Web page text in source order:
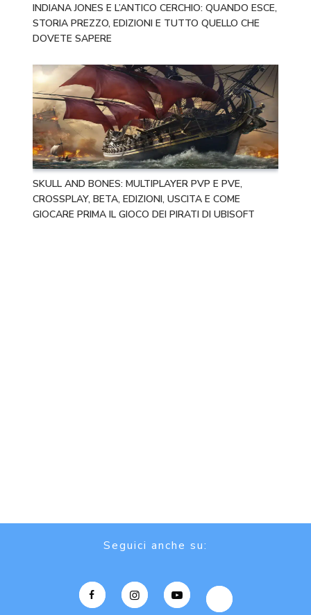
INDIANA JONES E L’ANTICO CERCHIO: QUANDO ESCE,
STORIA PREZZO, EDIZIONI E TUTTO QUELLO CHE
DOVETE SAPERE
SKULL AND BONES: MULTIPLAYER PVP E PVE,
CROSSPLAY, BETA, EDIZIONI, USCITA E COME
GIOCARE PRIMA IL GIOCO DEI PIRATI DI UBISOFT
Seguici anche su: